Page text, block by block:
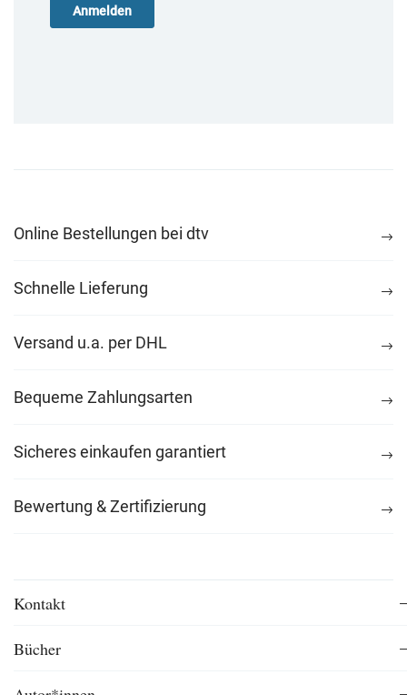
Online Bestellungen bei dtv
Schnelle Lieferung
Versand u.a. per DHL
Bequeme Zahlungsarten
Sicheres einkaufen garantiert
Bewertung & Zertifizierung
Kontakt
Bücher